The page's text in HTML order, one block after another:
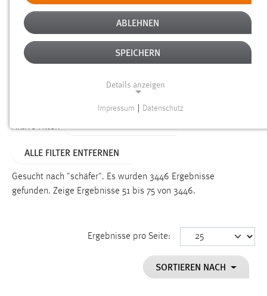
Erstellungsdatum
Alter
Aktive Filter:
ALLE FILTER ENTFERNEN
Gesucht nach "schäfer". Es wurden 3446 Ergebnisse
gefunden. Zeige Ergebnisse 51 bis 75 von 3446.
Ergebnisse pro Seite:
SORTIEREN NACH
ABLEHNEN
SPEICHERN
Details anzeigen
Funktionen und sind für die einwandfreie Funktion der
Einverständnis
cookie_consent
Dieser Cookie speichert die ausgewählten Einverständnis-
Impressum Datenschutz